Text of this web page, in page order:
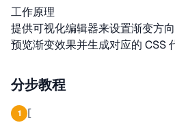
工作原理
提供可视化编辑器来设置渐变方
预览渐变效果并生成对应的 CSS
分步教程
1 [